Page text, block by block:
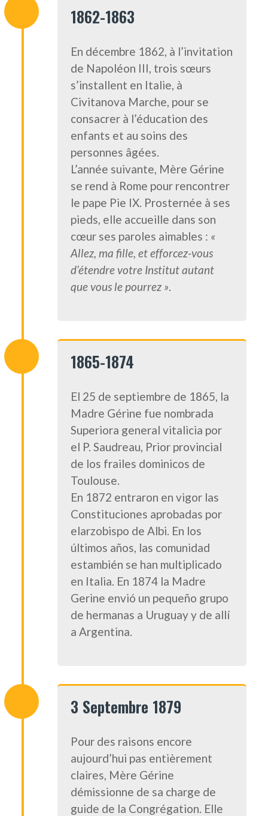
1862-1863
En décembre 1862, à l’invitation
de Napoléon III, trois sœurs
s’installent en Italie, à
Civitanova Marche, pour se
consacrer à l’éducation des
enfants et au soins des
personnes âgées.
L’année suivante, Mère Gérine
se rend à Rome pour rencontrer
le pape Pie IX. Prosternée à ses
pieds, elle accueille dans son
cœur ses paroles aimables : «
Allez, ma fille, et efforcez-vous
d’étendre votre Institut autant
que vous le pourrez ».
1865-1874
El 25 de septiembre de 1865, la
Madre Gérine fue nombrada
Superiora general vitalicia por
el P. Saudreau, Prior provincial
de los frailes dominicos de
Toulouse.
En 1872 entraron en vigor las
Constituciones aprobadas por
elarzobispo de Albi. En los
últimos años, las comunidad
estambién se han multiplicado
en Italia. En 1874 la Madre
Gerine envió un pequeño grupo
de hermanas a Uruguay y de allí
a Argentina.
3 Septembre 1879
Pour des raisons encore
aujourd’hui pas entièrement
claires, Mère Gérine
démissionne de sa charge de
guide de la Congrégation. Elle